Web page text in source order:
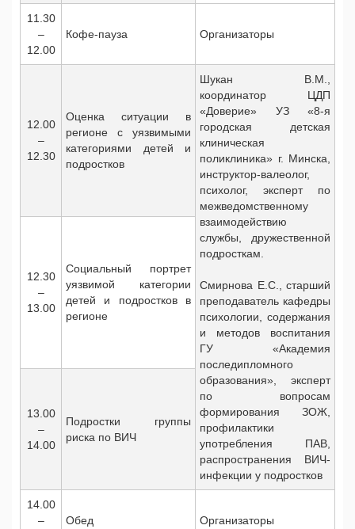
11.30
–
12.00
Кофе-пауза Организаторы
12.00
–
12.30
Оценка ситуации в
регионе с уязвимыми
категориями детей и
подростков
Шукан В.М.,
координатор ЦДП
«Доверие» УЗ «8-я
городская детская
клиническая
поликлиника» г. Минска,
инструктор-валеолог,
психолог, эксперт по
межведомственному
взаимодействию
службы, дружественной
подросткам.
Смирнова Е.С., старший
преподаватель кафедры
психологии, содержания
и методов воспитания
ГУ «Академия
последипломного
образования», эксперт
по вопросам
формирования ЗОЖ,
профилактики
употребления ПАВ,
распространения ВИЧ-
инфекции у подростков
12.30
–
13.00
Социальный портрет
уязвимой категории
детей и подростков в
регионе
13.00
–
14.00
Подростки группы
риска по ВИЧ
14.00
–
Обед Организаторы